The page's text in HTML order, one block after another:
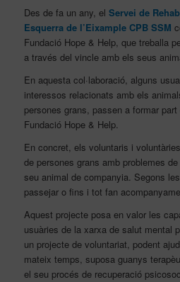
Des de fa un any, el Servei de
Esquerra de l’Eixample CPB SSM
Fundació Hope & Help, que treballa
a través del vincle amb els seus
En aquesta col·laboració, alguns
interessos relacionats amb els
persones grans, passen a formar
Fundació Hope & Help.
En concret, els voluntaris i
de persones grans amb problemes
seu animal de companyia. Segons
passejar o fins i tot fan
Aquest projecte posa en valor les
usuàries de la xarxa de salut mental
un projecte de voluntariat, podent
mateix temps, suposa guanys
el seu procés de recuperació